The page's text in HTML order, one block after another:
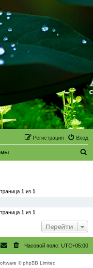
Вход
Регистрация
1из 1
1из 1
Перейти
Часовой пояс: UTC+05:00
© phpBB Limited